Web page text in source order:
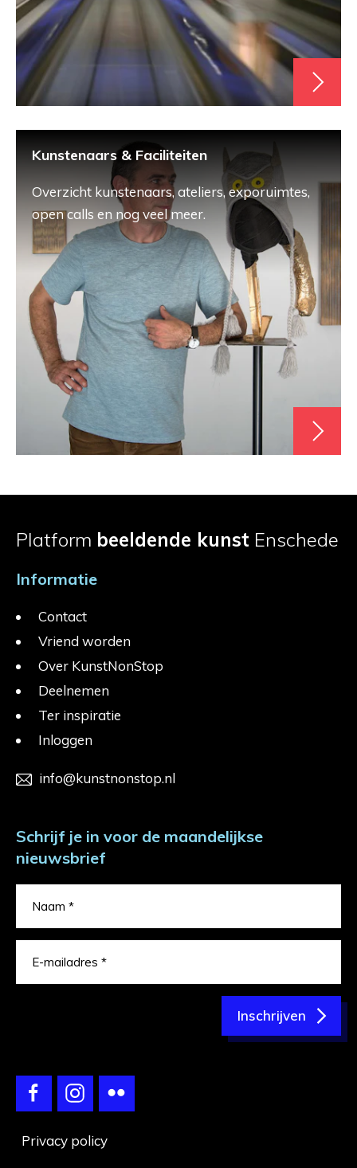
Kunstenaars & Faciliteiten
Overzicht kunstenaars, ateliers, exporuimtes,
open calls en nog veel meer.
Platform beeldende kunst Enschede
Informatie
Contact
Vriend worden
Over KunstNonStop
Deelnemen
Ter inspiratie
Inloggen
info@kunstnonstop.nl
Schrijf je in voor de maandelijkse
nieuwsbrief
Inschrijven
Privacy policy